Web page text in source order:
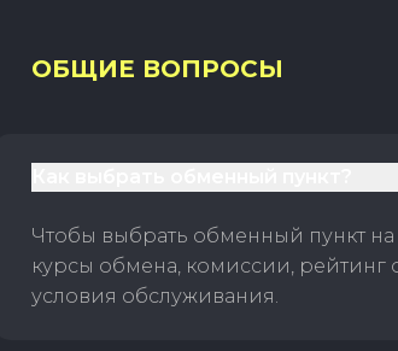
ОБЩИЕ ВОПРОСЫ
Чтобы выбрать обменный пункт
курсы обмена, комиссии, рейтинг
условия обслуживания.